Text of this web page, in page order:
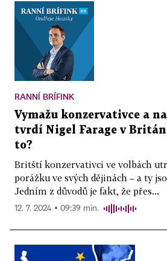
RANNÍ BRÍFINK
Vymažu konzervativce a
tvrdí Nigel Farage v
to?
Britští konzervativci ve volbách
porážku ve svých dějinách – a ty
Jedním z důvodů je fakt, že přes...
12. 7. 2024 ▪ 09:39 min.